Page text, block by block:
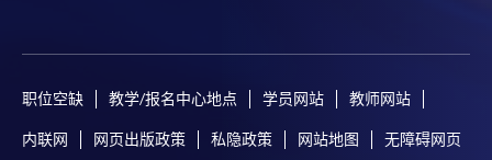
职位空缺 教学/报名中心地点 学员网站 教师网站
内联网 网页出版政策 私隐政策 网站地图 无障碍网页